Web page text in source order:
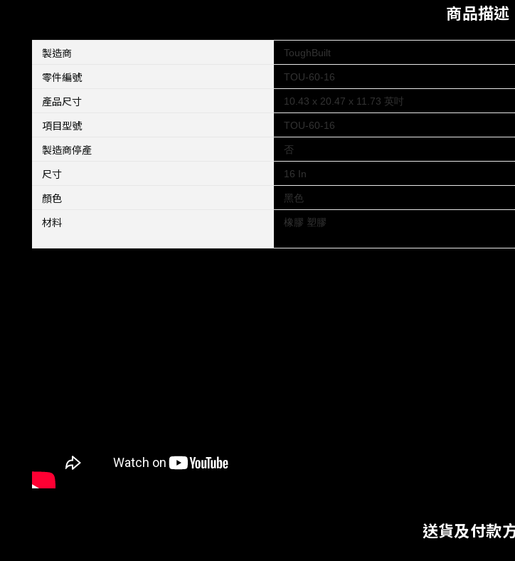
商品描述
製造商 ‎ToughBuilt
零件編號 ‎TOU-60-16
產品尺寸 ‎10.43 x 20.47 x 11.73 英吋
項目型號 ‎TOU-60-16
製造商停產 ‎否
尺寸 ‎16 In
顏色 ‎黑色
材料 ‎橡膠 塑膠
送貨及付款